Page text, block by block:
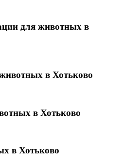
для животных в
в Хотьково
в Хотьково
в Хотьково